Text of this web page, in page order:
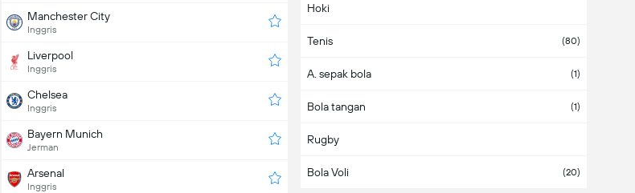
Arab Saudi
Argentina
Armenia
Aruba
Asia
Australia
Hoki
Tenis (80)
A. sepak bola (1)
Bola tangan (1)
Rugby
Bola Voli (20)
Manchester City
Inggris
Liverpool
Inggris
Chelsea
Inggris
Bayern Munich
Jerman
Arsenal
Inggris